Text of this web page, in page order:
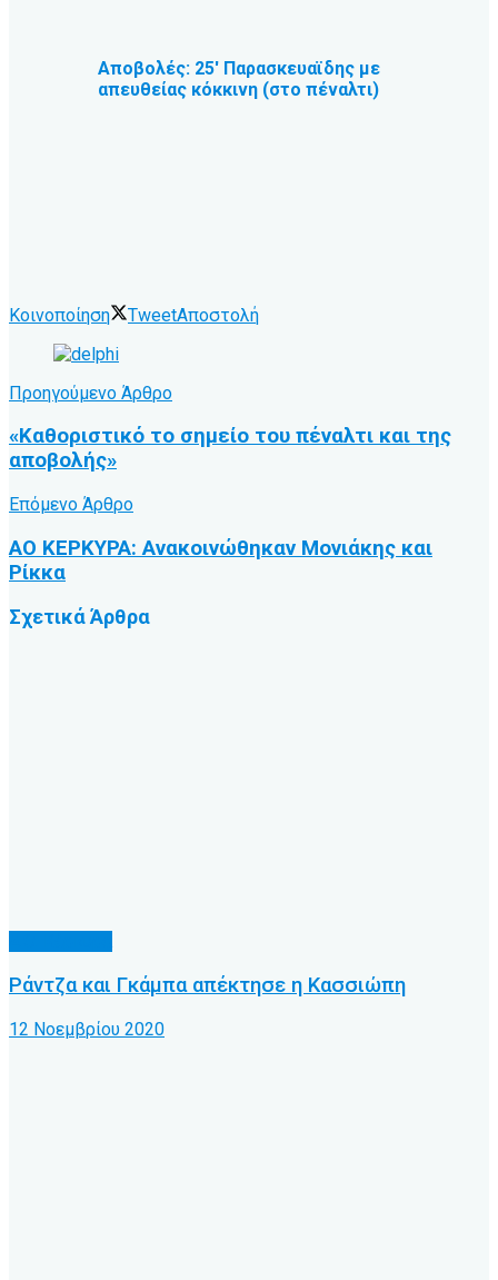
Αποβολές: 25′ Παρασκευαϊδης με
απευθείας κόκκινη (στο πέναλτι)
Κοινοποίηση TweetΑποστολή
Προηγούμενο Άρθρο
«Καθοριστικό το σημείο του πέναλτι και της
αποβολής»
Επόμενο Άρθρο
ΑΟ ΚΕΡΚΥΡΑ: Ανακοινώθηκαν Μονιάκης και
Ρίκκα
ΣχετικάΆρθρα
Ράντζα και Γκάμπα απέκτησε η Κασσιώπη
12 Νοεμβρίου 2020